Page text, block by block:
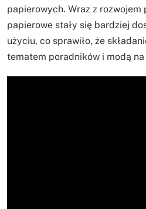
papierowych. Wraz z rozwojem
papierowe stały się bardziej
użyciu, co sprawiło, że
tematem poradników i modą